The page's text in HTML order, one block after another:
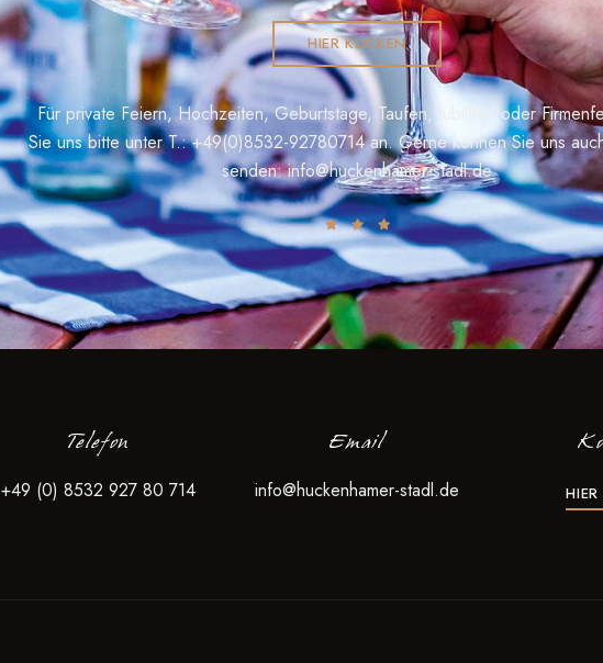
HIER KLICKEN
Für private Feiern, Hochzeiten, Geburtstage, Taufen, Jubiläen oder
Sie uns bitte unter T.:+49(0)8532-92780714an. Gerne können Sie uns
senden:info@huckenhamer-stadl.de
Telefon
+49 (0) 8532 927 80 714
Email
info@huckenhamer-stadl.de